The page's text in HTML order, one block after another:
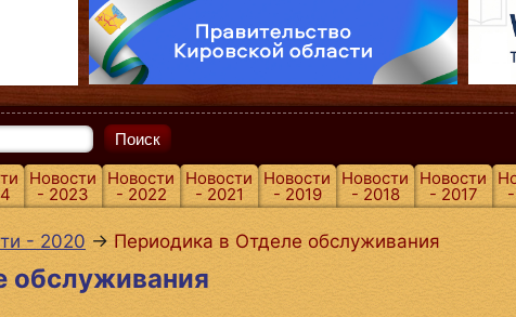
Поиск
Новости
- 2023
Новости
- 2022
Новости
- 2021
Новости
- 2019
Новости
- 2018
Новости
- 2017
- 2020 → Периодика в Отделе обслуживания
обслуживания